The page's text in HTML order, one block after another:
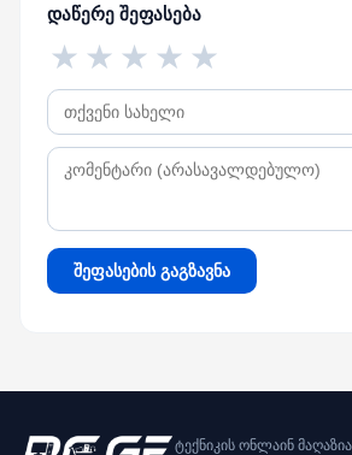
დაწერე შეფასება
★
★
★
★
★
შეფასების გაგზავნა
ტექნიკის ონლაინ